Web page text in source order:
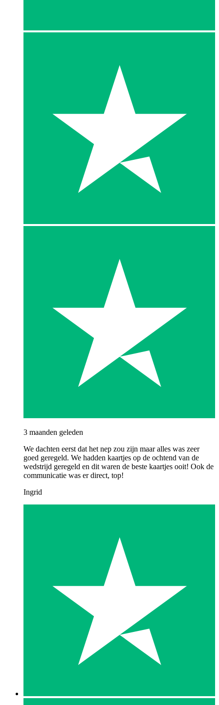
3 maanden geleden
We dachten eerst dat het nep zou zijn maar alles was zeer
goed geregeld. We hadden kaartjes op de ochtend van de
wedstrijd geregeld en dit waren de beste kaartjes ooit! Ook de
communicatie was er direct, top!
Ingrid